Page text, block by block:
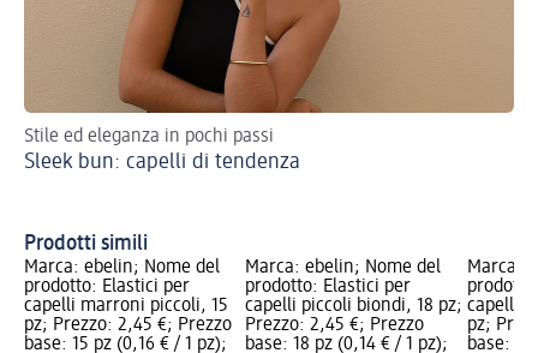
Stile ed eleganza in pochi passi
Sleek bun: capelli di tendenza
Prodotti simili
Marca: ebelin; Nome del
prodotto: Elastici per
capelli marroni piccoli, 15
pz; Prezzo: 2,45 €; Prezzo
base: 15 pz (0,16 € / 1 pz);
Marca: ebelin; Nome del
prodotto: Elastici per
capelli piccoli biondi, 18 pz;
Prezzo: 2,45 €; Prezzo
base: 18 pz (0,14 € / 1 pz);
Marca:
capelli
pz;
base: